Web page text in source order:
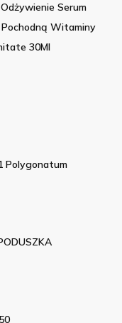
Serum
Witaminy
30Ml
Polygonatum